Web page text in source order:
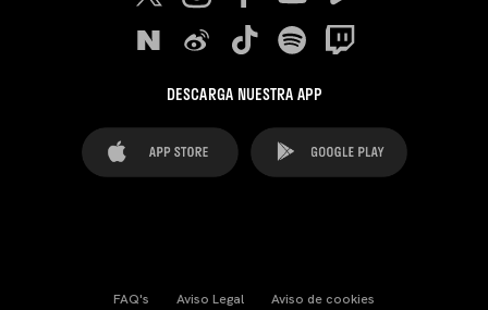
DESCARGA NUESTRA APP
FAQ's Aviso Legal Aviso de cookies